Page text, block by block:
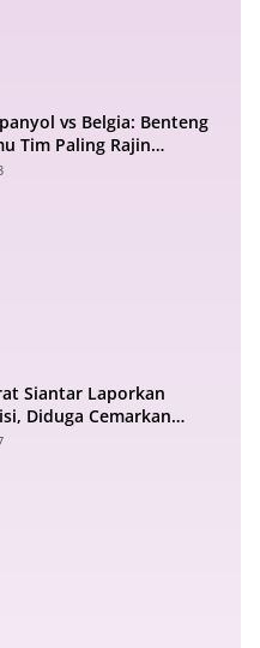
vs Belgia: Benteng
Tim Paling Rajin
Siantar Laporkan
Diduga Cemarkan